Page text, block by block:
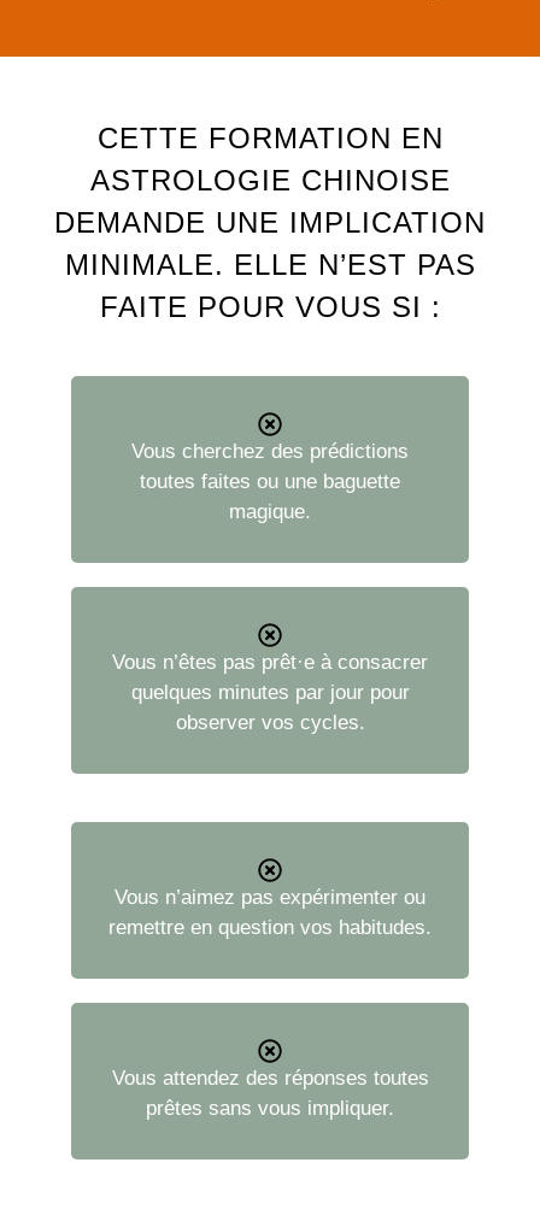
CETTE FORMATION EN
ASTROLOGIE CHINOISE
DEMANDE UNE IMPLICATION
MINIMALE. ELLE N’EST PAS
FAITE POUR VOUS SI :
Vous cherchez des prédictions
toutes faites ou une baguette
magique.
Vous n’êtes pas prêt·e à consacrer
quelques minutes par jour pour
observer vos cycles.
Vous n’aimez pas expérimenter ou
remettre en question vos habitudes.
Vous attendez des réponses toutes
prêtes sans vous impliquer.